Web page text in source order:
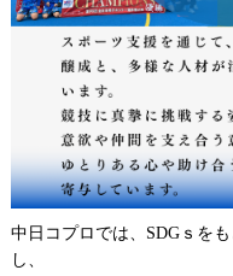
中日コプロでは、SDGｓを
し、